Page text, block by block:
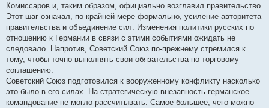
Комиссаров и, таким образом, официально возглавил правительство.
Этот шаг означал, по крайней мере формально, усиление авторитета
правительства и объединение сил. Изменения политики русских по
отношению к Германии в связи с этими событиями ожидать не
следовало. Напротив, Советский Союз по-прежнему стремился к
тому, чтобы точно выполнять свои обязательства по торговому
соглашению.
Советский Союз подготовился к вооруженному конфликту насколько
это было в его силах. На стратегическую внезапность германское
командование не могло рассчитывать. Самое большее, чего можно